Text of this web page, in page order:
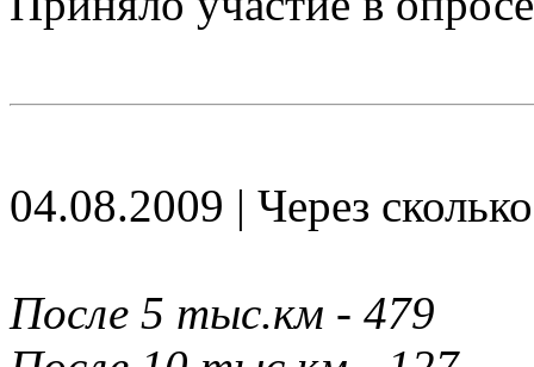
04.08.2009 | Через
После 5 тыс.км - 479